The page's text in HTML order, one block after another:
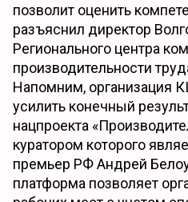
позволит оценить
разъяснил директор
Регионального центра
производительности
Напомним, организация
усилить конечный
нацпроекта
куратором которого
премьер РФ Андрей
платформа позволяет